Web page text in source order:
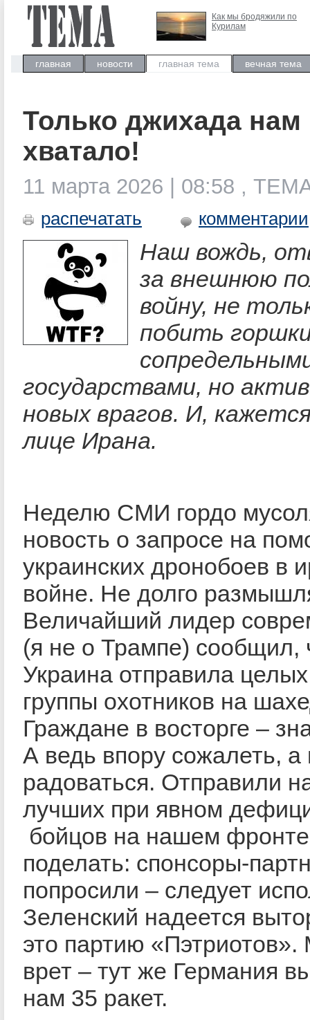
Как мы бродяжили по
Курилам
главная новости главная тема вечная тема
Только джихада нам
хватало!
11 марта 2026 | 08:58 ,
распечатать комментарии
Наш вождь,
за внешнюю
войну, не
побить
государствами, но
новых врагов. И,
лице Ирана.
Неделю СМИ гордо
новость о запросе на
украинских дронобоев в
войне. Не долго
Величайший лидер
(я не о Трампе) сообщил,
Украина отправила
группы охотников на
Граждане в восторге –
А ведь впору сожалеть, а
радоваться. Отправили
лучших при явном
бойцов на нашем
поделать: спонсоры-
попросили – следует
Зеленский надеется
это партию
врет – тут же Германия
нам 35 ракет.